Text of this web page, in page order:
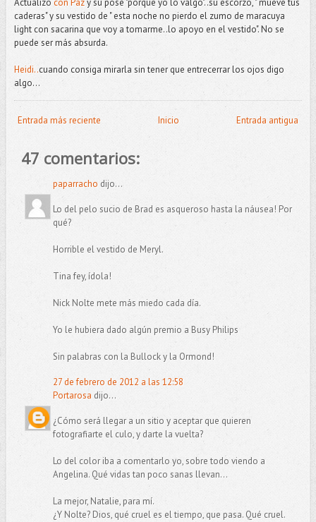
Actualizo con Pazy su pose "porque yo lo valgo"..su escorzo, " mueve tus
caderas" y su vestido de " esta noche no pierdo el zumo de maracuya
light con sacarina que voy a tomarme..lo apoyo en el vestido". No se
puede ser más absurda.
Heidi..cuando consiga mirarla sin tener que entrecerrar los ojos digo
algo...
Entrada más reciente Entrada antigua
Inicio
47 comentarios:
paparracho dijo...
Lo del pelo sucio de Brad es asqueroso hasta la náusea! Por
qué?
Horrible el vestido de Meryl.
Tina fey, ídola!
Nick Nolte mete más miedo cada día.
Yo le hubiera dado algún premio a Busy Philips
Sin palabras con la Bullock y la Ormond!
27 de febrero de 2012 a las 12:58
Portarosa dijo...
¿Cómo será llegar a un sitio y aceptar que quieren
fotografiarte el culo, y darte la vuelta?
Lo del color iba a comentarlo yo, sobre todo viendo a
Angelina. Qué vidas tan poco sanas llevan...
La mejor, Natalie, para mí.
¿Y Nolte? Dios, qué cruel es el tiempo, que pasa. Qué cruel.